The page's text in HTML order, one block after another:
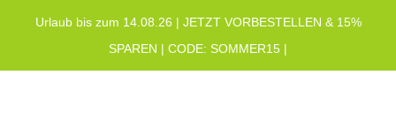
Urlaub bis zum 14.08.26 | JETZT VORBESTELLEN & 15%
SPAREN | CODE: SOMMER15 |